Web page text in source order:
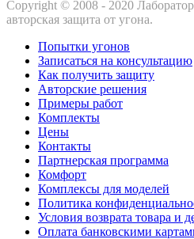
Copyright © 2008 - 2020
авторская защита от угона.
Попытки угонов
Записаться на консультацию
Как получить защиту
Авторские решения
Примеры работ
Комплекты
Цены
Контакты
Партнерская программа
Комфорт
Комплексы для моделей
Политика
Условия возврата товара и
Оплата банковскими